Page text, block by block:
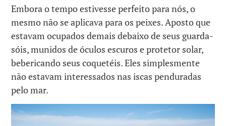
Embora o tempo estivesse perfeito para nós, o
mesmo não se aplicava para os peixes. Aposto que
estavam ocupados demais debaixo de seus guarda-
sóis, munidos de óculos escuros e protetor solar,
bebericando seus coquetéis. Eles simplesmente
não estavam interessados nas iscas penduradas
pelo mar.